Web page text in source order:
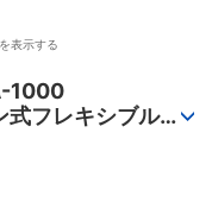
表示する
1000
フレキシブルホ